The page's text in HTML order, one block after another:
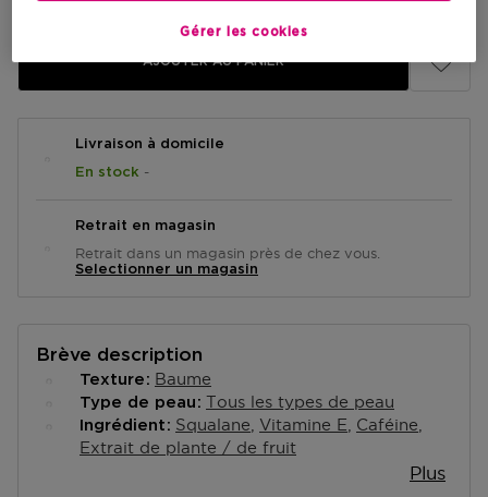
AJOUTER AU PANIER
Livraison à domicile
En stock -
Retrait en magasin
Retrait dans un magasin près de chez vous.
Selectionner un magasin
Brève description
Texture Baume
Type de peau Tous les types de peau
Ingrédient Squalane Vitamine E Caféine
Extrait de plante / de fruit
Plus
Gérer les cookies